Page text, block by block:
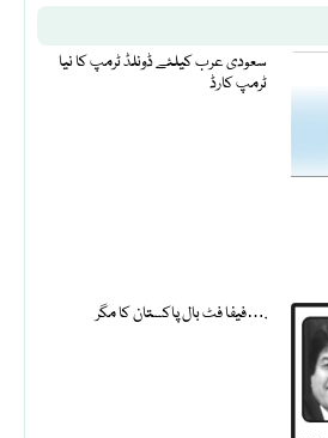
سعودی عرب کیلئے ڈونلڈ ٹرمپ کا نیا
ٹرمپ کارڈ
فیفا فٹ بال پاکستان کا مگر….